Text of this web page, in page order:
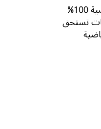
100%
تستحق